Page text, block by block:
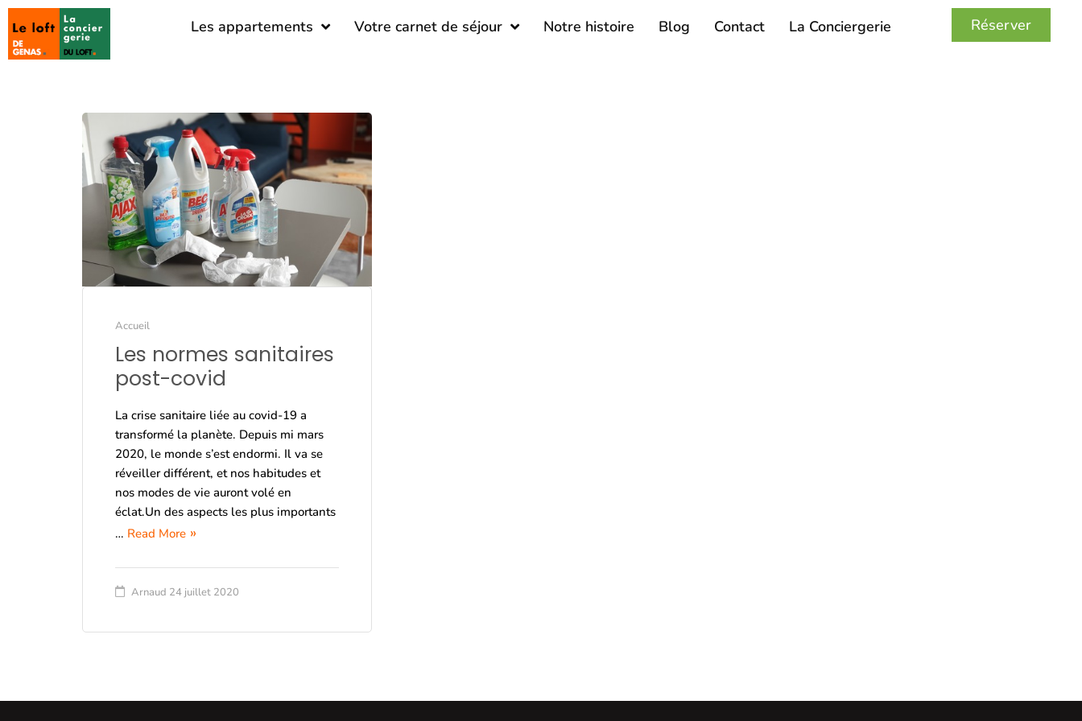
Les appartements Votre carnet de séjour Notre histoire Blog Contact La Conciergerie Réserver
Accueil
Les normes sanitaires
post-covid
La crise sanitaire liée au covid-19 a
transformé la planète. Depuis mi mars
2020, le monde s’est endormi. Il va se
réveiller différent, et nos habitudes et
nos modes de vie auront volé en
éclat.Un des aspects les plus importants
… Read More
Arnaud 24 juillet 2020